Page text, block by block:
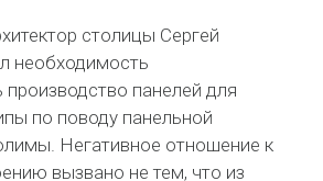
столицы Сергей
необходимость
панелей для
по поводу панельной
Негативное отношение к
вызвано не тем, что из